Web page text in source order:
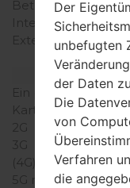
Betriebsgedächtnis
Interner Speicher
Externer Speicher
Ein paar Plätze für
Karten
2G
3G
(4G) LTE
5G network
Der
unbefugten
der Daten
Die
von
Verfahren
die